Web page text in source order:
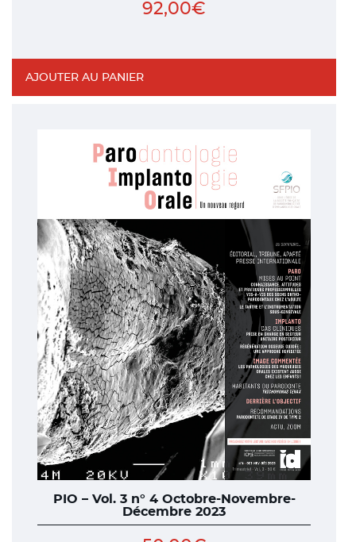
92,00€
AJOUTER AU PANIER
PIO – Vol. 3 n° 4 Octobre-Novembre-
Décembre 2023